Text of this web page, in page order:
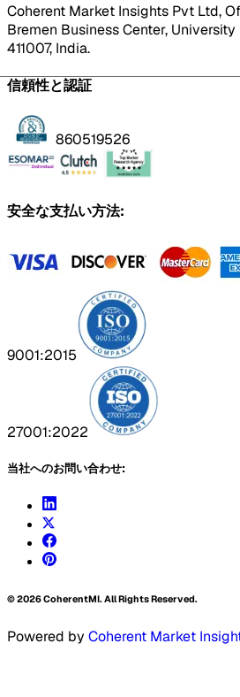
Coherent Market Insights Pvt Ltd,
Bremen Business Center,
411007, India.
信頼性と認証
860519526
安全な支払い方法:
9001:2015
27001:2022
当社へのお問い合わせ:
©2026CoherentMI. All Rights Reserved.
Powered by Coherent Market